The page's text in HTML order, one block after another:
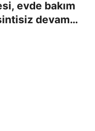
evde bakım
devam